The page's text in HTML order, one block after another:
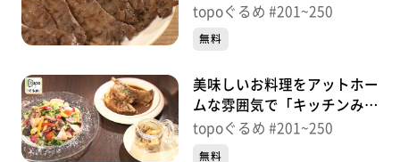
集合郎 本店」（青葉区一番
topoぐるめ #201~250
無料
美味しいお料理をアットホー
ムな雰囲気で「キッチンみう
ら」（青葉区下愛子町）＃
topoぐるめ #201~250
無料